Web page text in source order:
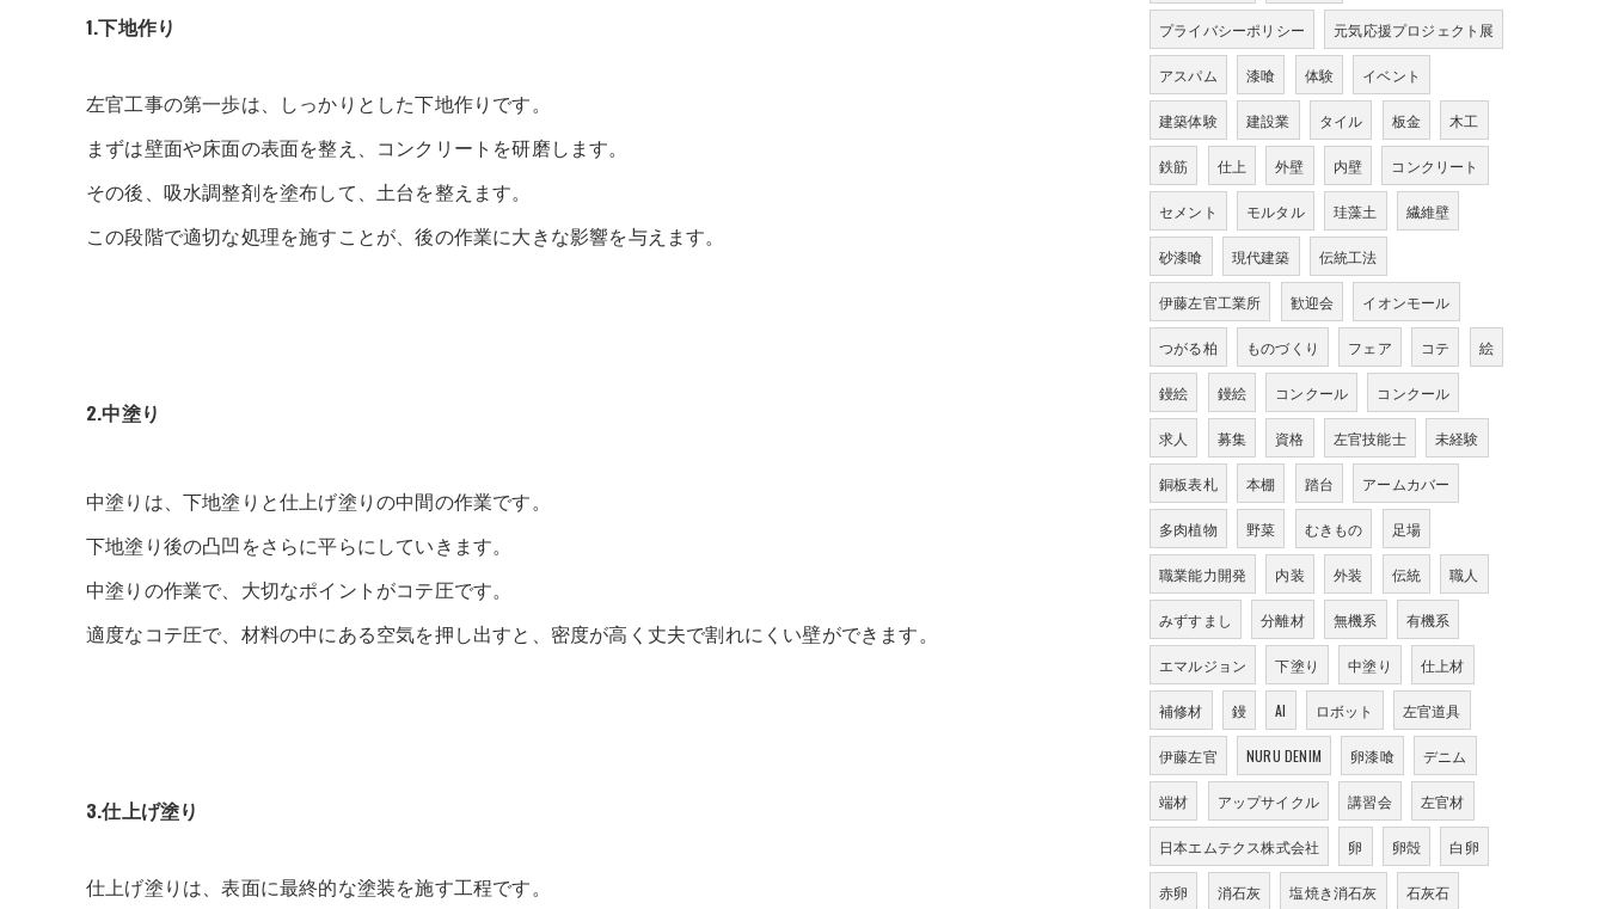
1.下地作り
左官工事の第一歩は、しっかりとした下地作りです。
まずは壁面や床面の表面を整え、コンクリートを研磨します。
その後、吸水調整剤を塗布して、土台を整えます。
この段階で適切な処理を施すことが、後の作業に大きな影響を与えます。
2.中塗り
中塗りは、下地塗りと仕上げ塗りの中間の作業です。
下地塗り後の凸凹をさらに平らにしていきます。
中塗りの作業で、大切なポイントがコテ圧です。
適度なコテ圧で、材料の中にある空気を押し出すと、密度が高く丈夫で割れにくい壁ができます。
3.仕上げ塗り
仕上げ塗りは、表面に最終的な塗装を施す工程です。
プライバシーポリシー 元気応援プロジェクト展
アスパム 漆喰 体験 イベント
建築体験 建設業 タイル 板金 木工
鉄筋 仕上 外壁 内壁 コンクリート
セメント モルタル 珪藻土 繊維壁
砂漆喰 現代建築 伝統工法
伊藤左官工業所 歓迎会 イオンモール
つがる柏 ものづくり フェア コテ 絵
鏝絵 鏝絵 コンクール コンクール
求人 募集 資格 左官技能士 未経験
銅板表札 本棚 踏台 アームカバー
多肉植物 野菜 むきもの 足場
職業能力開発 内装 外装 伝統 職人
みずすまし 分離材 無機系 有機系
エマルジョン 下塗り 中塗り 仕上材
補修材 鏝 AI ロボット 左官道具
伊藤左官 NURU DENIM 卵漆喰 デニム
端材 アップサイクル 講習会 左官材
日本エムテクス株式会社 卵 卵殻 白卵
赤卵 消石灰 塩焼き消石灰 石灰石